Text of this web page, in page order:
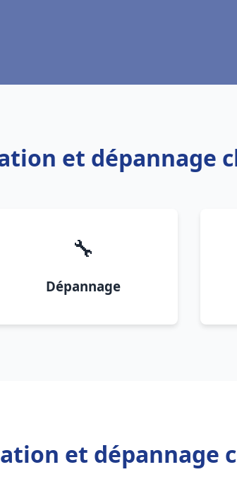
et dépannage
🔧
Dépannage
et dépannage